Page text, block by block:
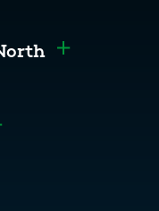
menu
Toggle
menu